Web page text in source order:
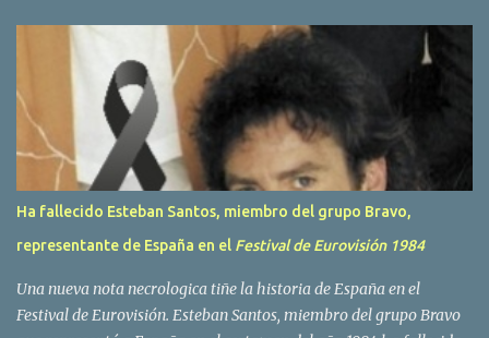
r
s
Ha fallecido Esteban Santos, miembro del grupo Bravo,
representante de España en el Festival de Eurovisión 1984
Una nueva nota necrologica tiñe la historia de España en el
Festival de Eurovisión. Esteban Santos, miembro del grupo Bravo